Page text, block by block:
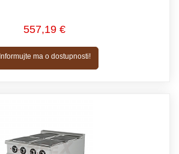
557,19 €
Informujte ma o dostupnosti!